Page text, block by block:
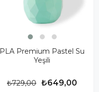
PLA Premium Pastel Su
Yeşili
₺649,00
₺729,00